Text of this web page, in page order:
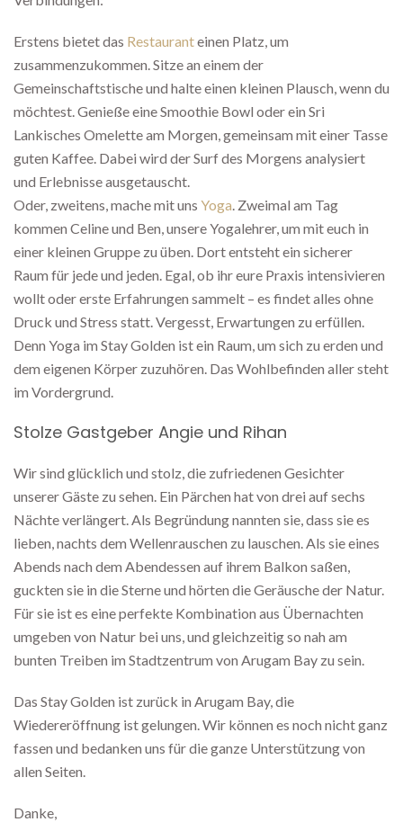
Erstens bietet das Restauranteinen Platz, um
zusammenzukommen. Sitze an einem der
Gemeinschaftstische und halte einen kleinen Plausch, wenn du
möchtest. Genieße eine Smoothie Bowl oder ein Sri
Lankisches Omelette am Morgen, gemeinsam mit einer Tasse
guten Kaffee. Dabei wird der Surf des Morgens analysiert
und Erlebnisse ausgetauscht.
Oder, zweitens, mache mit uns Yoga. Zweimal am Tag
kommen Celine und Ben, unsere Yogalehrer, um mit euch in
einer kleinen Gruppe zu üben. Dort entsteht ein sicherer
Raum für jede und jeden. Egal, ob ihr eure Praxis intensivieren
wollt oder erste Erfahrungen sammelt – es findet alles ohne
Druck und Stress statt. Vergesst, Erwartungen zu erfüllen.
Denn Yoga im Stay Golden ist ein Raum, um sich zu erden und
dem eigenen Körper zuzuhören. Das Wohlbefinden aller steht
im Vordergrund.
Stolze Gastgeber Angie und Rihan
Wir sind glücklich und stolz, die zufriedenen Gesichter
unserer Gäste zu sehen. Ein Pärchen hat von drei auf sechs
Nächte verlängert. Als Begründung nannten sie, dass sie es
lieben, nachts dem Wellenrauschen zu lauschen. Als sie eines
Abends nach dem Abendessen auf ihrem Balkon saßen,
guckten sie in die Sterne und hörten die Geräusche der Natur.
Für sie ist es eine perfekte Kombination aus Übernachten
umgeben von Natur bei uns, und gleichzeitig so nah am
bunten Treiben im Stadtzentrum von Arugam Bay zu sein.
Das Stay Golden ist zurück in Arugam Bay, die
Wiedereröffnung ist gelungen. Wir können es noch nicht ganz
fassen und bedanken uns für die ganze Unterstützung von
allen Seiten.
Danke,